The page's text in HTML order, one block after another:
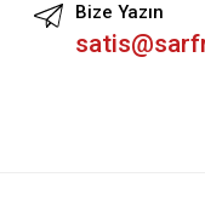
Bize Yazın